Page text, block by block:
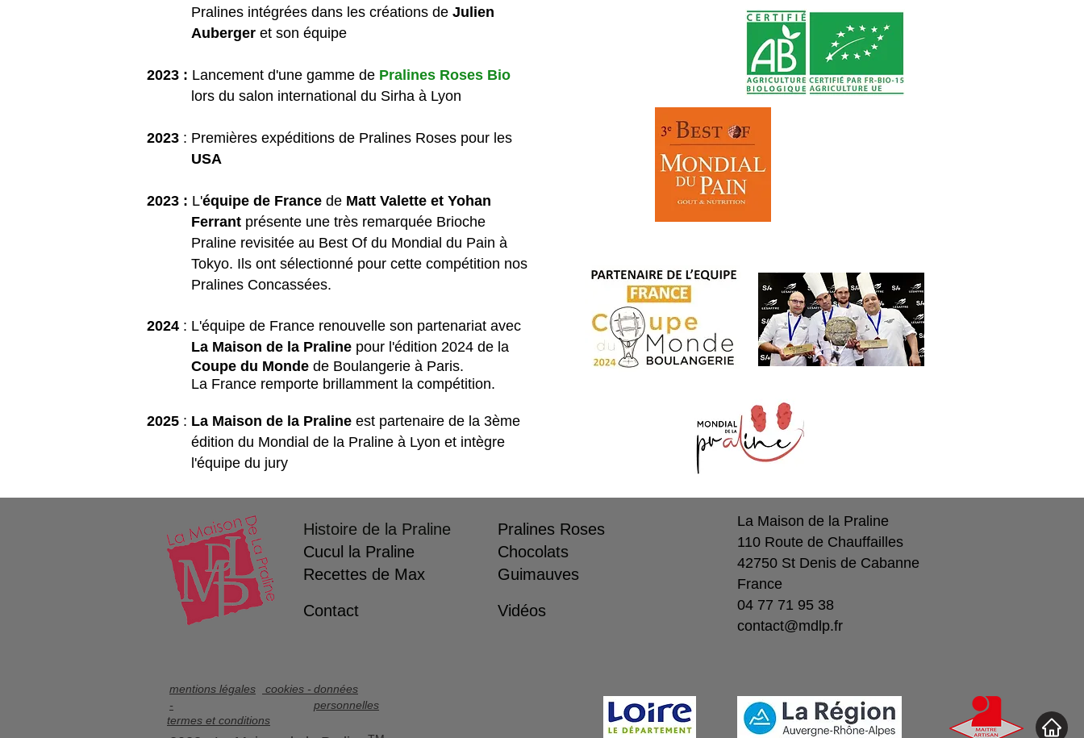
Pralines intégrées dans les créations de Julien
Auberger et son équipe
2023 : Lancement d'une gamme de Pralines Roses Bio
lors du salon international du Sirha à Lyon
2023 : Premières expéditions de Pralines Roses pour les
USA
2023 : L'équipe de France de Matt Valette et Yohan
Ferrant présente une très remarquée Brioche
Praline revisitée au Best Of du Mondial du Pain à
Tokyo. Ils ont sélectionné pour cette compétition nos
Pralines Concassées.
2024 : L'équipe de France renouvelle son partenariat avec
La Maison de la Praline pour l'édition 2024 de la
Coupe du Monde de Boulangerie à Paris.
La France remporte brillamment la compétition.
2025 : La Maison de la Praline est partenaire de la 3ème
édition du Mondial de la Praline à Lyon et intègre
l'équipe du jury
Histoire de la Praline
Cucul la Praline
Recettes de Max
Contact
Pralines Roses
Chocolats
Guimauves
Vidéos
La Maison de la Praline
110 Route de Chauffailles
42750 St Denis de Cabanne
France
04 77 71 95 38
contact@mdlp.fr
mentions légales
-
données
personnelles
cookies -
termes et conditions